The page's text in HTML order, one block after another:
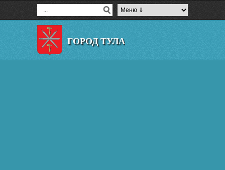
ГОРОД ТУЛА